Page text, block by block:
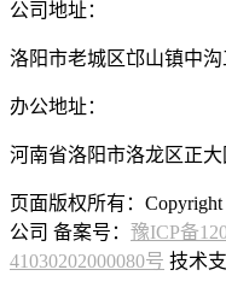
公司地址：
洛阳市老城区邙山镇中沟
办公地址：
河南省洛阳市洛龙区正大
页面版权所有：
公司 备案号： 豫ICP备
41030202000080号 技术支